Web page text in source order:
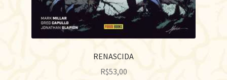
RENASCIDA
R$53,00